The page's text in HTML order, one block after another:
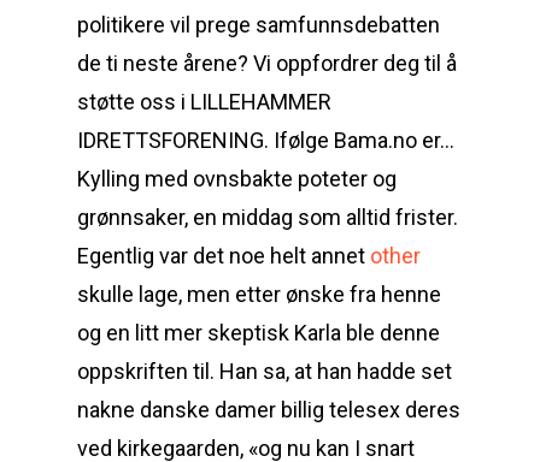
politikere vil prege samfunnsdebatten
de ti neste årene? Vi oppfordrer deg til å
støtte oss i LILLEHAMMER
IDRETTSFORENING. Ifølge Bama.no er…
Kylling med ovnsbakte poteter og
grønnsaker, en middag som alltid frister.
Egentlig var det noe helt annet other
skulle lage, men etter ønske fra henne
og en litt mer skeptisk Karla ble denne
oppskriften til. Han sa, at han hadde set
nakne danske damer billig telesex deres
ved kirkegaarden, «og nu kan I snart